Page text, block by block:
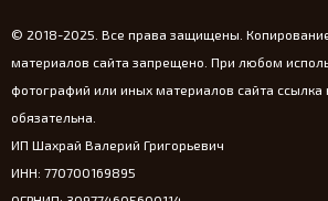
© 2018-2025. Все права защищены.
материалов сайта запрещено. При любом
фотографий или иных материалов сайта ссылка
обязательна.
ИП Шахрай Валерий Григорьевич
ИНН: 770700169895